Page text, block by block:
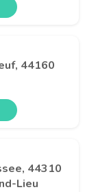
44160
44310
Lieu